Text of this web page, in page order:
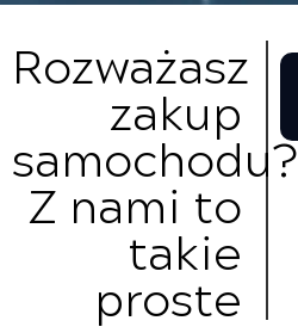
Rozważasz
zakup
samochodu?
Z nami to
takie
proste